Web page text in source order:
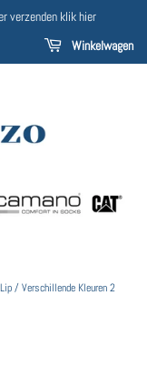
verzenden klik hier
Winkelwagen
/ Verschillende Kleuren 2